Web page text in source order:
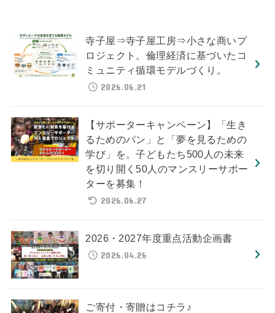
寺子屋⇒寺子屋工房⇒小さな商いプ
ロジェクト。倫理経済に基づいたコ
ミュニティ循環モデルづくり。
2026.06.21
【サポーターキャンペーン】「生き
るためのパン」と「夢を見るための
学び」を。子どもたち500人の未来
を切り開く50人のマンスリーサポー
ターを募集！
2026.06.27
2026・2027年度重点活動企画書
2026.04.26
ご寄付・寄贈はコチラ♪